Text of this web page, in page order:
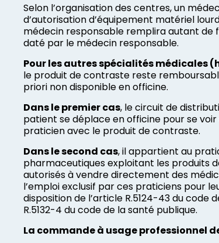
Selon l’organisation des centres, un
d’autorisation d’équipement matériel
médecin responsable remplira autant de
daté par le médecin responsable.
Pour les autres spécialités médicales
le produit de contraste reste
priori non disponible en officine.
Dans le premier cas, le circuit de
patient se déplace en officine pour se
praticien avec le produit de contraste.
Dans le second cas, il appartient au
pharmaceutiques exploitant les produits
autorisés à vendre directement des
l’emploi exclusif par ces praticiens pour
disposition de l’article R.5124-43 du
R.5132-4 du code de la santé publique.
La commande à usage professionnel